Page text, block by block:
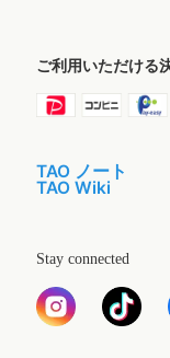
ご利用いただける
TAO ノート
TAO Wiki
Stay connected